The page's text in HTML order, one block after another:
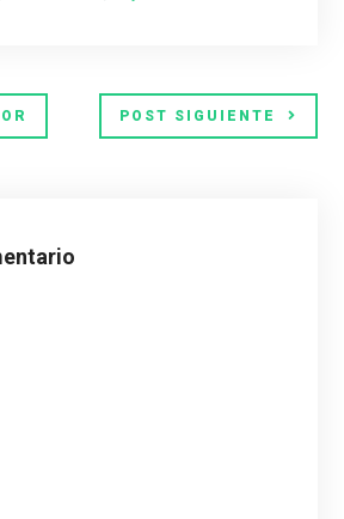
POST SIGUIENTE